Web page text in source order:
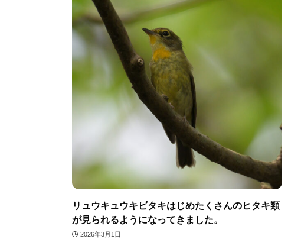
リュウキュウキビタキはじめたくさんのヒタキ類
が見られるようになってきました。
2026年3月1日